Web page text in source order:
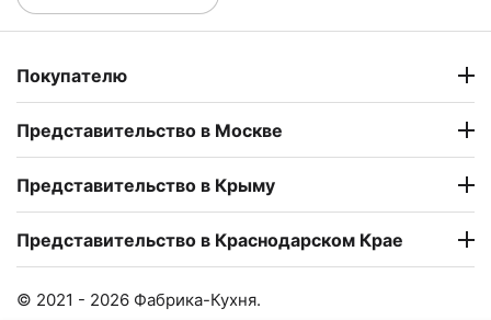
Покупателю
Представительство в Москве
Представительство в Крыму
Представительство в Краснодарском Крае
© 2021 - 2026 Фабрика-Кухня.